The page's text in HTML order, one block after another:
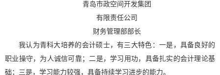
青岛市政空间开发集团
有限责任公司
财务管理部部长
我认为青科大培养的会计硕士，有三大特色：一是，具备良好的
职业操守，为人诚信可靠；二是，学习用功，具备扎实的会计理论基
础；三是，学习能力较强，具备持续学习进步的能力。